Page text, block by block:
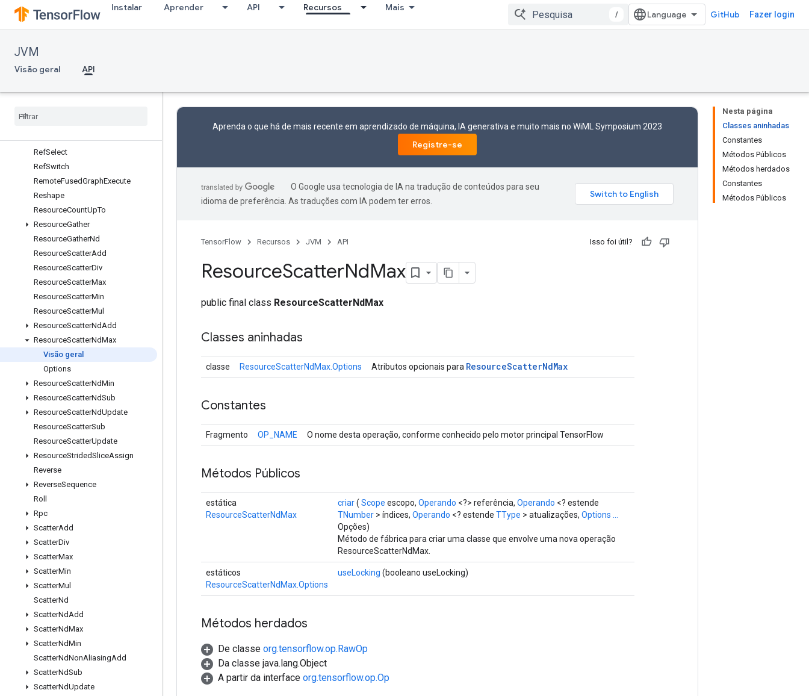
Instalar Aprender API Recursos Mais
/ GitHub Fazer login
JVM
Visão geral API
ReduceAny
ReduceMax
ReduceProd
ReduceSum
RefExit
RefSelect
RefSwitch
RemoteFusedGraphExecute
Reshape
ResourceCountUpTo
ResourceGather
ResourceGatherNd
ResourceScatterAdd
ResourceScatterDiv
ResourceScatterMax
ResourceScatterMin
ResourceScatterMul
ResourceScatterNdAdd
ResourceScatterNdMax
Visão geral
Options
ResourceScatterNdMin
ResourceScatterNdSub
ResourceScatterNdUpdate
ResourceScatterSub
ResourceScatterUpdate
ResourceStridedSliceAssign
Reverse
ReverseSequence
Roll
Rpc
ScatterAdd
ScatterDiv
ScatterMax
ScatterMin
ScatterMul
ScatterNd
ScatterNdAdd
ScatterNdMax
ScatterNdMin
ScatterNdNonAliasingAdd
ScatterNdSub
ScatterNdUpdate
Nesta página
Classes aninhadas
Constantes
Métodos Públicos
Métodos herdados
Constantes
Métodos Públicos
Aprenda o que há de mais recente em aprendizado de máquina, IA generativa e muito mais no WiML Symposium 2023
Registre-se
O Google usa tecnologia de IA na tradução de conteúdos para seu
idioma de preferência. As traduções com IA podem ter erros.
TensorFlow Recursos JVM API Isso foi útil?
ResourceScatterNdMax
public final class ResourceScatterNdMax
Classes aninhadas
classe ResourceScatterNdMax.Options Atributos opcionais para ResourceScatterNdMax
Constantes
Fragmento OP_NAME O nome desta operação, conforme conhecido pelo motor principal TensorFlow
Métodos Públicos
estática
ResourceScatterNdMax
criar( Scope escopo, Operando <?> referência, Operando <? estende
TNumber > índices, Operando <? estende TType > atualizações, Options ...
Opções)
Método de fábrica para criar uma classe que envolve uma nova operação
ResourceScatterNdMax.
estáticos
ResourceScatterNdMax.Options
useLocking (booleano useLocking)
Métodos herdados
De classe org.tensorflow.op.RawOp
Da classe java.lang.Object
A partir da interface org.tensorflow.op.Op